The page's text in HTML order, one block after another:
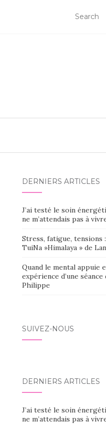
DERNIERS ARTICLES
J’ai testé le soin
ne m’attendais pas à
Stress, fatigue, tensions
TuiNa »Himalaya » de
Quand le mental appuie
expérience d’une séance
Philippe
SUIVEZ-NOUS
DERNIERS ARTICLES
J’ai testé le soin
ne m’attendais pas à